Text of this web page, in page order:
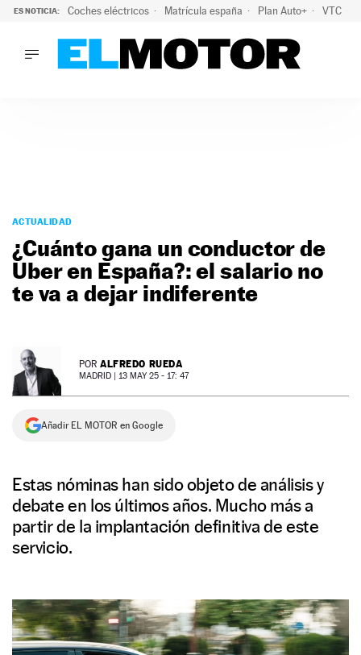
ES NOTICIA: Coches eléctricos Matrícula españa Plan Auto+ VTC
PODCAST
MOTOS
TECNOLOGÍA
SUPERCOCHES
SERVICIOS
NEWSLETTER
SÍGUENOS
ACTUALIDAD
¿Cuánto gana un conductor de
Uber en España?: el salario no
te va a dejar indiferente
POR ALFREDO RUEDA
MADRID | 13 MAY 25 - 17: 47
Añadir EL MOTOR en Google
Estas nóminas han sido objeto de análisis y
debate en los últimos años. Mucho más a
partir de la implantación definitiva de este
servicio.